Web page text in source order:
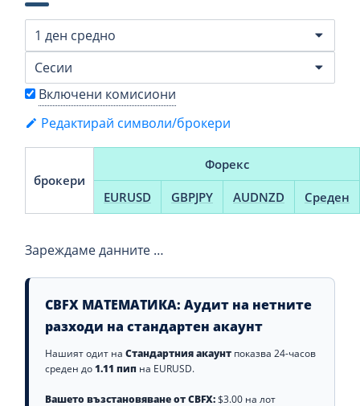
Включени комисиони
Редактирай символи/брокери
брокери
Форекс
EURUSD GBPJPY AUDNZD Среден
Зареждаме данните …
CBFX МАТЕМАТИКА: Аудит на нетните
разходи на стандартен акаунт
Нашият одит на Стандартния акаунт показва 24-часов
среден до1.11 пип на EURUSD.
Вашето възстановяване от CBFX:$3.00 на лот